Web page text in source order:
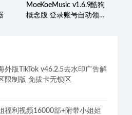
MoeKoeMusic v1.6.9酷狗
概念版 登录账号自动领取
外版TikTok v46.2.5去水印广告解
限制版 免拔卡无锁区
福利视频16000部+附带小姐姐